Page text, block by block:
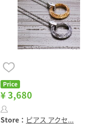
Price
¥ 3,680
Store： ピアス アクセ...